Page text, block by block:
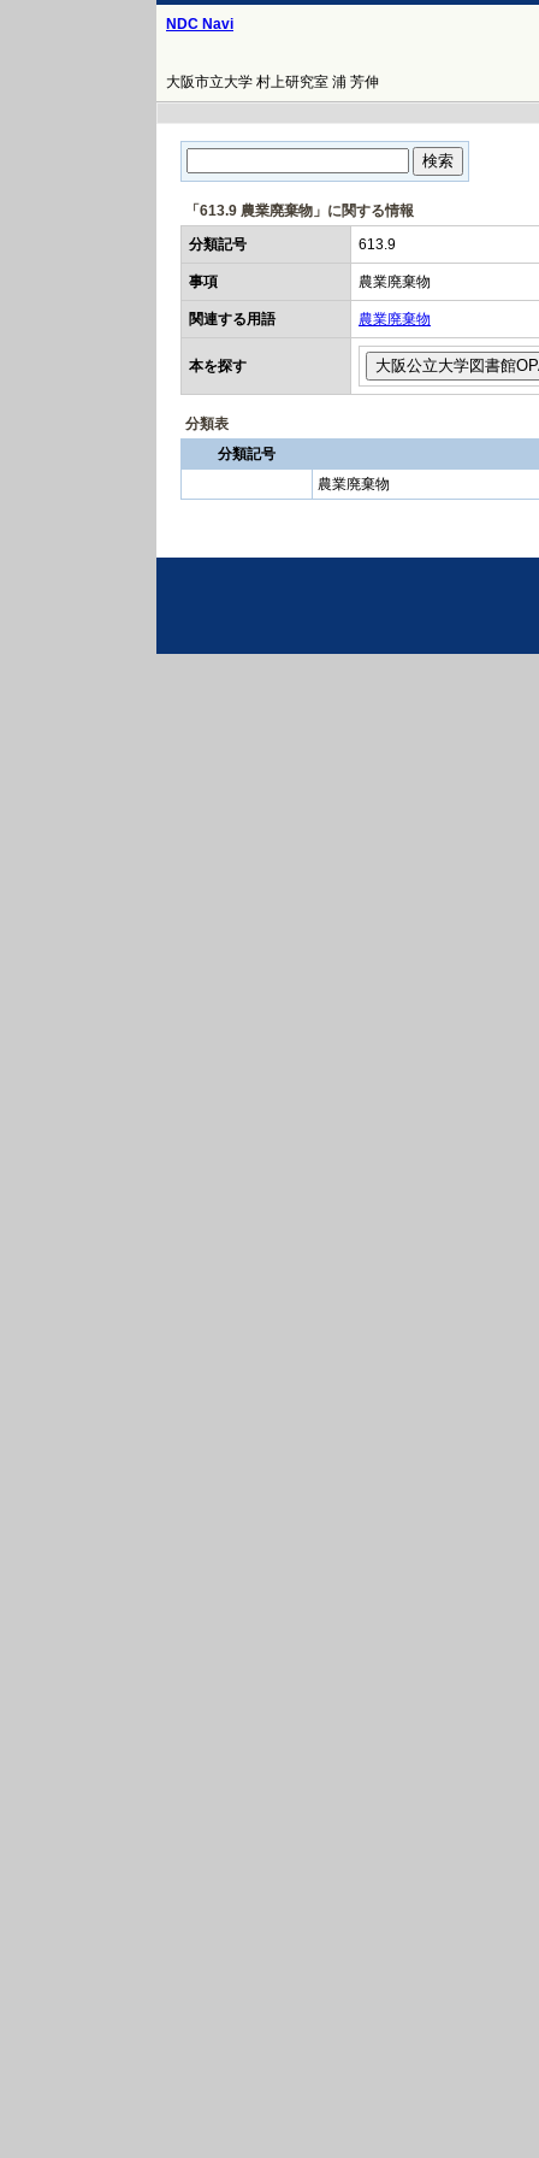
NDC Navi
大阪市立大学 村上研究室 浦 芳伸
「613.9 農業廃棄物」に関する情報
分類記号
613.9
事項 農業廃棄物
関連する用語 農業廃棄物
本を探す
分類表
分類記号
農業廃棄物